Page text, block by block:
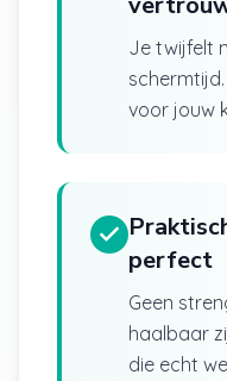
Je twijfelt
voor jouw
perfect
Geen
haalbaar
die echt